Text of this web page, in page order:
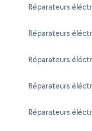
Réparateurs
Réparateurs
Réparateurs
Réparateurs
Réparateurs